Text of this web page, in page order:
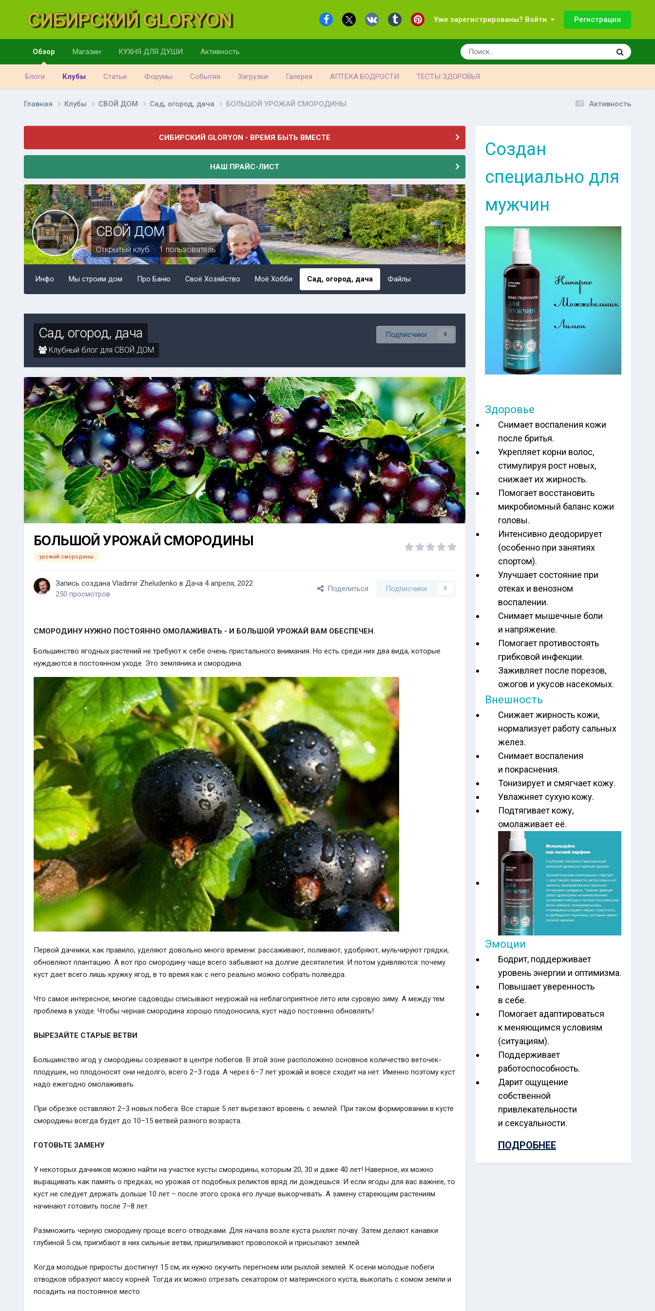
Уже зарегистрированы? Войти Регистрация
Обзор
Блоги Клубы Статьи Форумы События Загрузки Галерея АПТЕКА БОДРОСТИ ТЕСТЫ ЗДОРОВЬЯ
Магазин КУХНЯ ДЛЯ ДУШИ Активность
Активность
Главная Клубы СВОЙ ДОМ Сад, огород, дача БОЛЬШОЙ УРОЖАЙ СМОРОДИНЫ
СИБИРСКИЙ GLORYON - ВРЕМЯ БЫТЬ ВМЕСТЕ
НАШ ПРАЙС-ЛИСТ
СВОЙ ДОМ
Открытый клуб · 1 пользователь
Инфо Мы строим дом Про Баню Своё Хозяйство Моё Хобби Сад, огород, дача Файлы
Подписчики 0
Сад, огород, дача
Клубный блог для СВОЙ ДОМ
БОЛЬШОЙ УРОЖАЙ СМОРОДИНЫ
урожай смородины
Запись создана Vladimir Zheludenko в Дача 4 апреля, 2022
250 просмотров
Поделиться Подписчики 0
СМОРОДИНУ НУЖНО ПОСТОЯННО ОМОЛАЖИВАТЬ - И БОЛЬШОЙ УРОЖАЙ ВАМ ОБЕСПЕЧЕН.
Большинство ягодных растений не требуют к себе очень пристального внимания. Но есть среди них два вида, которые
нуждаются в постоянном уходе. Это земляника и смородина.
Первой дачники, как правило, уделяют довольно много времени: рассаживают, поливают, удобряют, мульчируют грядки,
обновляют плантацию. А вот про смородину чаще всего забывают на долгие десятилетия. И потом удивляются: почему
куст дает всего лишь кружку ягод, в то время как с него реально можно собрать полведра.
Что самое интересное, многие садоводы списывают неурожай на неблагоприятное лето или суровую зиму. А между тем
проблема в уходе. Чтобы черная смородина хорошо плодоносила, куст надо постоянно обновлять!
ВЫРЕЗАЙТЕ СТАРЫЕ ВЕТВИ
Большинство ягод у смородины созревают в центре побегов. В этой зоне расположено основное количество веточек-
плодушек, но плодоносят они недолго, всего 2–3 года. А через 6–7 лет урожай и вовсе сходит на нет. Именно поэтому куст
надо ежегодно омолаживать.
При обрезке оставляют 2–3 новых побега. Все старше 5 лет вырезают вровень с землей. При таком формировании в кусте
смородины всегда будет до 10–15 ветвей разного возраста.
ГОТОВЬТЕ ЗАМЕНУ
У некоторых дачников можно найти на участке кусты смородины, которым 20, 30 и даже 40 лет! Наверное, их можно
выращивать как память о предках, но урожая от подобных реликтов вряд ли дождешься. И если ягоды для вас важнее, то
куст не следует держать дольше 10 лет – после этого срока его лучше выкорчевать. А замену стареющим растениям
начинают готовить после 7–8 лет.
Размножить черную смородину проще всего отводками. Для начала возле куста рыхлят почву. Затем делают канавки
глубиной 5 см, пригибают в них сильные ветви, пришпиливают проволокой и присыпают землей.
Когда молодые приросты достигнут 15 см, их нужно окучить перегноем или рыхлой землей. К осени молодые побеги
отводков образуют массу корней. Тогда их можно отрезать секатором от материнского куста, выкопать с комом земли и
посадить на постоянное место.
Создан
специально для
мужчин
Здоровье
Снимает воспаления кожи
после бритья.
Укрепляет корни волос,
стимулируя рост новых,
снижает их жирность.
Помогает восстановить
микробиомный баланс кожи
головы.
Интенсивно деодорирует
(особенно при занятиях
спортом).
Улучшает состояние при
отеках и венозном
воспалении.
Снимает мышечные боли
и напряжение.
Помогает противостоять
грибковой инфекции.
Заживляет после порезов,
ожогов и укусов насекомых.
Внешность
Снижает жирность кожи,
нормализует работу сальных
желез.
Снимает воспаления
и покраснения.
Тонизирует и смягчает кожу.
Увлажняет сухую кожу.
Подтягивает кожу,
омолаживает её.
Эмоции
Бодрит, поддерживает
уровень энергии и оптимизма.
Повышает уверенность
в себе.
Помогает адаптироваться
к меняющимся условиям
(ситуациям).
Поддерживает
работоспособность.
Дарит ощущение
собственной
привлекательности
и сексуальности.
ПОДРОБНЕЕ